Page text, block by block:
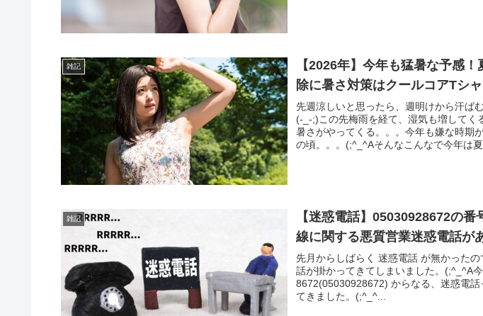
雑記
【2026年】今年も猛暑な予感
除に暑さ対策はクールコアTシ
先週涼しいと思ったら、週明けから汗ば
(-_-;)この先梅雨を経て、湿気も増してく
暑さがやってくる。。。今年も嫌な時期
の頃。。。(;^_^Aそんなこんなで今年は
雑記
【迷惑電話】05030928672の
線に関する悪質営業迷惑電話が
先月からしばらく 迷惑電話 が無かった
話が掛かってきてしまいました。(;^_^A
8672(05030928672) からなる、迷惑電
てきました。(;^_^...